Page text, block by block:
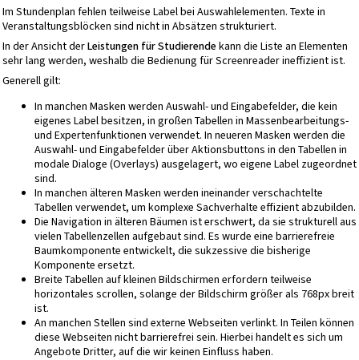
Im Stundenplan fehlen teilweise Label bei Auswahlelementen. Texte in
Veranstaltungsblöcken sind nicht in Absätzen strukturiert.
In der Ansicht derLeistungen für Studierendekann die Liste an Elementen
sehr lang werden, weshalb die Bedienung für Screenreader ineffizient ist.
Generell gilt:
In manchen Masken werden Auswahl- und Eingabefelder, die kein
eigenes Label besitzen, in großen Tabellen in Massenbearbeitungs-
und Expertenfunktionen verwendet. In neueren Masken werden die
Auswahl- und Eingabefelder über Aktionsbuttons in den Tabellen in
modale Dialoge (Overlays) ausgelagert, wo eigene Label zugeordnet
sind.
In manchen älteren Masken werden ineinander verschachtelte
Tabellen verwendet, um komplexe Sachverhalte effizient abzubilden.
Die Navigation in älteren Bäumen ist erschwert, da sie strukturell aus
vielen Tabellenzellen aufgebaut sind. Es wurde eine barrierefreie
Baumkomponente entwickelt, die sukzessive die bisherige
Komponente ersetzt.
Breite Tabellen auf kleinen Bildschirmen erfordern teilweise
horizontales scrollen, solange der Bildschirm größer als 768px breit
ist.
An manchen Stellen sind externe Webseiten verlinkt. In Teilen können
diese Webseiten nicht barrierefrei sein. Hierbei handelt es sich um
Angebote Dritter, auf die wir keinen Einfluss haben.